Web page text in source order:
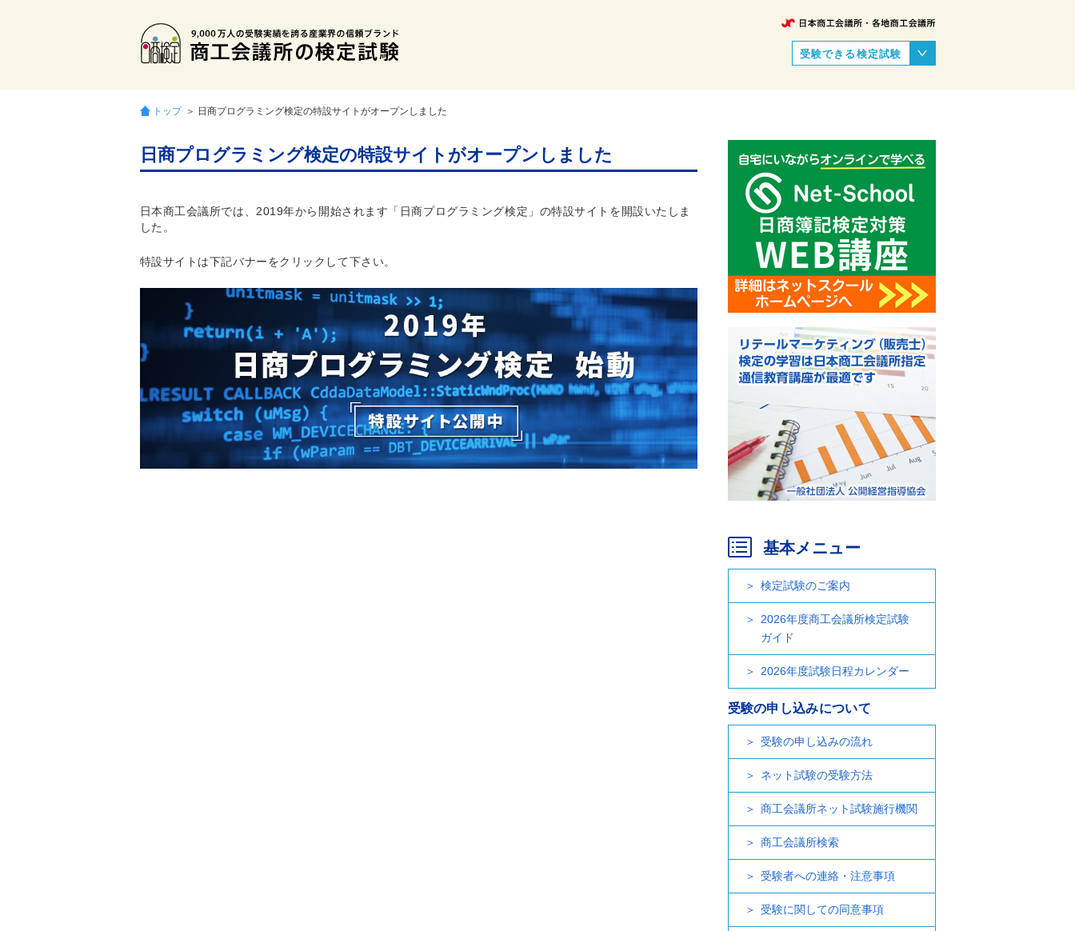
受験できる検定試験
トップ ＞ 日商プログラミング検定の特設サイトがオープンしました
日商プログラミング検定の特設サイトがオープンしました
日本商工会議所では、2019年から開始されます「日商プログラミング検定」の特設サイトを開設いたしま
した。
特設サイトは下記バナーをクリックして下さい。
基本メニュー
検定試験のご案内
2026年度商工会議所検定試験
ガイド
2026年度試験日程カレンダー
受験の申し込みについて
受験の申し込みの流れ
ネット試験の受験方法
商工会議所ネット試験施行機関
商工会議所検索
受験者への連絡・注意事項
受験に関しての同意事項